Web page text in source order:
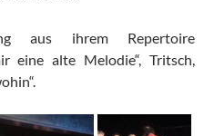
aus ihrem Repertoire
eine alte Melodie“, Tritsch,